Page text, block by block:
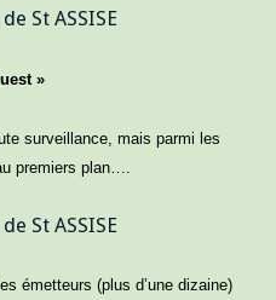
»
surveillance, mais parmi les
premiers plan….
émetteurs (plus d’une dizaine)